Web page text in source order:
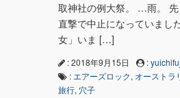
取神社の例大祭。 …雨。
直撃で中止になっていまし
女」いま […]
: 2018年9月15日 :
: エアーズロック, オーストラ
旅行, 穴子